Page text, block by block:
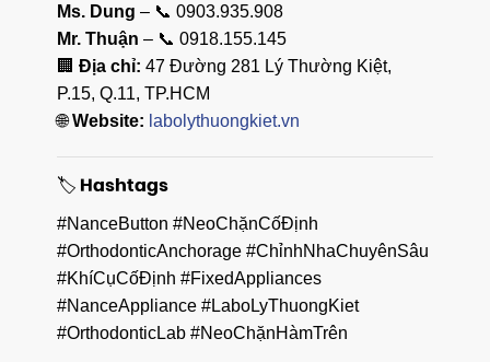
Ms. Dung – 📞 0903.935.908
Mr. Thuận – 📞 0918.155.145
🏢 Địa chỉ: 47 Đường 281 Lý Thường Kiệt,
P.15, Q.11, TP.HCM
🌐Website: labolythuongkiet.vn
🏷️ Hashtags
#NanceButton #NeoChặnCốĐịnh
#OrthodonticAnchorage #ChỉnhNhaChuyênSâu
#KhíCụCốĐịnh #FixedAppliances
#NanceAppliance #LaboLyThuongKiet
#OrthodonticLab #NeoChặnHàmTrên